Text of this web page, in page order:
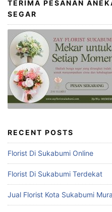
TERIMA PESANAN
SEGAR
RECENT POSTS
Florist Di Sukabumi Online
Florist Di Sukabumi Terdekat
Jual Florist Kota Sukabumi